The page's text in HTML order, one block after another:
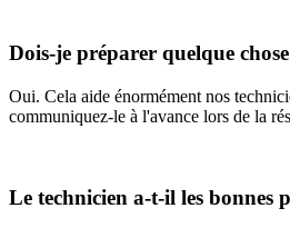
Dois-je préparer quelque
Oui. Cela aide énormément nos
communiquez-le à l'avance lors de la
Le technicien a-t-il les bonnes